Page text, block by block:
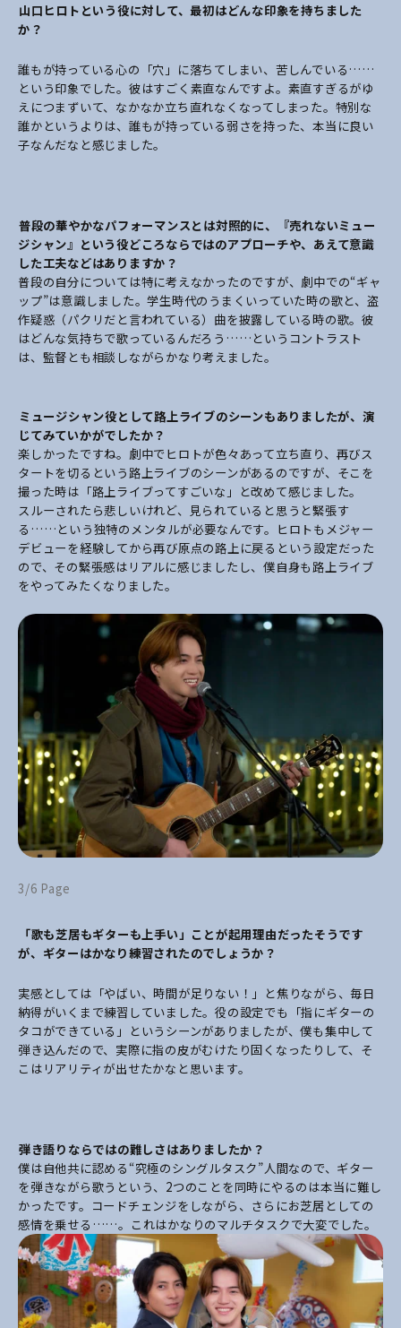
――山口ヒロトという役に対して、最初はどんな印象を持ちました
か？
誰もが持っている心の「穴」に落ちてしまい、苦しんでいる……
という印象でした。彼はすごく素直なんですよ。素直すぎるがゆ
えにつまずいて、なかなか立ち直れなくなってしまった。特別な
誰かというよりは、誰もが持っている弱さを持った、本当に良い
子なんだなと感じました。
――普段の華やかなパフォーマンスとは対照的に、『売れないミュー
ジシャン』という役どころならではのアプローチや、あえて意識
した工夫などはありますか？
普段の自分については特に考えなかったのですが、劇中での“ギャ
ップ”は意識しました。学生時代のうまくいっていた時の歌と、盗
作疑惑（パクリだと言われている）曲を披露している時の歌。彼
はどんな気持ちで歌っているんだろう……というコントラスト
は、監督とも相談しながらかなり考えました。
――ミュージシャン役として路上ライブのシーンもありましたが、演
じてみていかがでしたか？
楽しかったですね。劇中でヒロトが色々あって立ち直り、再びス
タートを切るという路上ライブのシーンがあるのですが、そこを
撮った時は「路上ライブってすごいな」と改めて感じました。
スルーされたら悲しいけれど、見られていると思うと緊張す
る……という独特のメンタルが必要なんです。ヒロトもメジャー
デビューを経験してから再び原点の路上に戻るという設定だった
ので、その緊張感はリアルに感じましたし、僕自身も路上ライブ
をやってみたくなりました。
3/6 Page
――「歌も芝居もギターも上手い」ことが起用理由だったそうです
が、ギターはかなり練習されたのでしょうか？
実感としては「やばい、時間が足りない！」と焦りながら、毎日
納得がいくまで練習していました。役の設定でも「指にギターの
タコができている」というシーンがありましたが、僕も集中して
弾き込んだので、実際に指の皮がむけたり固くなったりして、そ
こはリアリティが出せたかなと思います。
――弾き語りならではの難しさはありましたか？
僕は自他共に認める“究極のシングルタスク”人間なので、ギター
を弾きながら歌うという、2つのことを同時にやるのは本当に難し
かったです。コードチェンジをしながら、さらにお芝居としての
感情を乗せる……。これはかなりのマルチタスクで大変でした。